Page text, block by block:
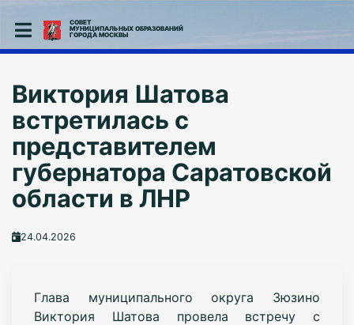
СОВЕТ
МУНИЦИПАЛЬНЫХ ОБРАЗОВАНИЙ
ГОРОДА МОСКВЫ
Виктория Шатова
встретилась с
представителем
губернатора Саратовской
области в ЛНР
24.04.2026
Глава муниципального округа Зюзино
Виктория Шатова провела встречу с